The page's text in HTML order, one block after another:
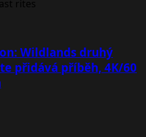
Wildlands druhý
přidává příběh, 4K/60